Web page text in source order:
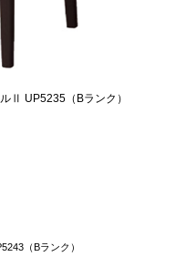
Ⅱ UP5235（Bランク）
（Bランク）